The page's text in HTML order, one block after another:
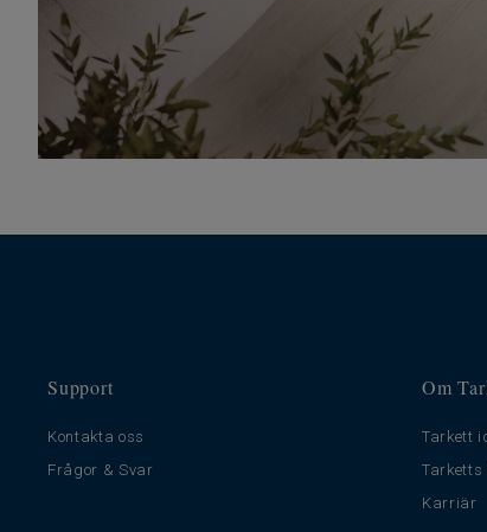
Support
Kontakta oss
Frågor & Svar
Om
Tarkett
Tarketts
Karriär